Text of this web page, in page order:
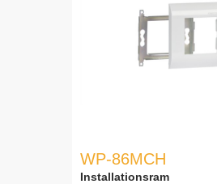
WP-86MCH
Installationsram